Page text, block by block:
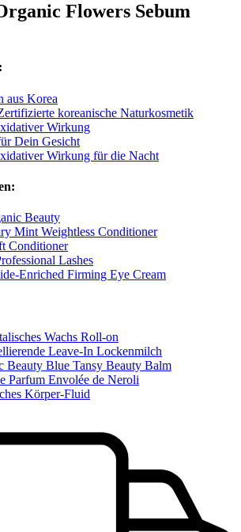
Flowers Sebum
aus Korea
koreanische Naturkosmetik
Wirkung
Dein Gesicht
Wirkung für die Nacht
Beauty
Mint Weightless Conditioner
Conditioner
Lashes
Enriched Firming Eye Cream
Wachs Roll-on
Leave-In Lockenmilch
Beauty Blue Tansy Beauty Balm
Parfum Envolée de Neroli
Körper-Fluid